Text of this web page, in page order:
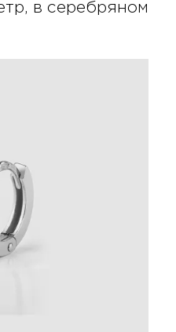
в серебряном